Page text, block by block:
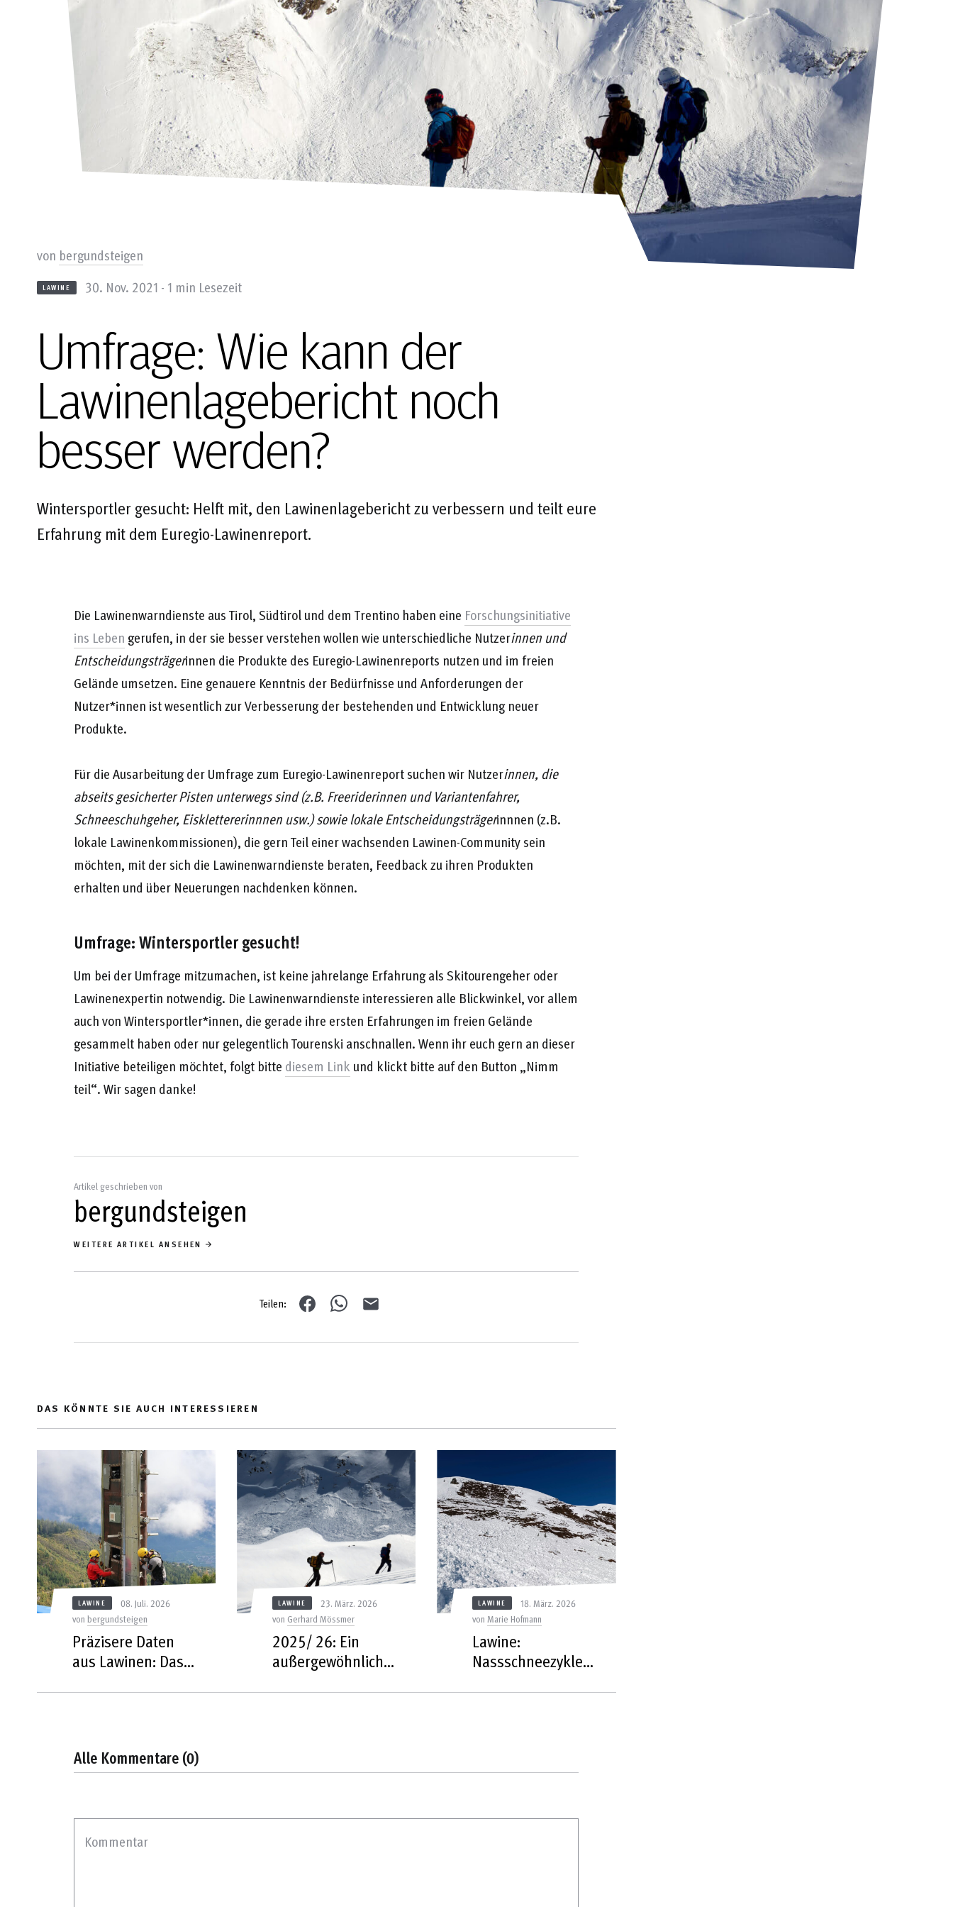
von bergundsteigen
LAWINE 30. Nov. 2021 - 1 min Lesezeit
Umfrage: Wie kann der
Lawinenlagebericht noch
besser werden?
Wintersportler gesucht: Helft mit, den Lawinenlagebericht zu verbessern und teilt eure
Erfahrung mit dem Euregio-Lawinenreport.
Die Lawinenwarndienste aus Tirol, Südtirol und dem Trentino haben eine Forschungsinitiative
ins Leben gerufen, in der sie besser verstehen wollen wie unterschiedliche Nutzerinnen und
Entscheidungsträgerinnen die Produkte des Euregio-Lawinenreports nutzen und im freien
Gelände umsetzen. Eine genauere Kenntnis der Bedürfnisse und Anforderungen der
Nutzer*innen ist wesentlich zur Verbesserung der bestehenden und Entwicklung neuer
Produkte.
Für die Ausarbeitung der Umfrage zum Euregio-Lawinenreport suchen wir Nutzerinnen, die
abseits gesicherter Pisten unterwegs sind (z.B. Freeriderinnen und Variantenfahrer,
Schneeschuhgeher, Eisklettererinnnen usw.) sowie lokale Entscheidungsträgerinnnen (z.B.
lokale Lawinenkommissionen), die gern Teil einer wachsenden Lawinen-Community sein
möchten, mit der sich die Lawinenwarndienste beraten, Feedback zu ihren Produkten
erhalten und über Neuerungen nachdenken können.
Umfrage: Wintersportler gesucht!
Um bei der Umfrage mitzumachen, ist keine jahrelange Erfahrung als Skitourengeher oder
Lawinenexpertin notwendig. Die Lawinenwarndienste interessieren alle Blickwinkel, vor allem
auch von Wintersportler*innen, die gerade ihre ersten Erfahrungen im freien Gelände
gesammelt haben oder nur gelegentlich Tourenski anschnallen. Wenn ihr euch gern an dieser
Initiative beteiligen möchtet, folgt bitte diesem Linkund klickt bitte auf den Button „Nimm
teil“. Wir sagen danke!
Artikel geschrieben von
bergundsteigen
WEITERE ARTIKEL ANSEHEN
Teilen:
DAS KÖNNTE SIE AUCH INTERESSIEREN
LAWINE
08. Juli. 2026
vonbergundsteigen
Präzisere Daten
aus Lawinen: Das
Messsystem
LAWINE
23. März. 2026
von Gerhard Mössmer
2025/ 26: Ein
außergewöhnlicher
LAWINE
18. März. 2026
vonMarie Hofmann
Lawine:
Nassschneezyklen
Alle Kommentare (0)
Kommentar